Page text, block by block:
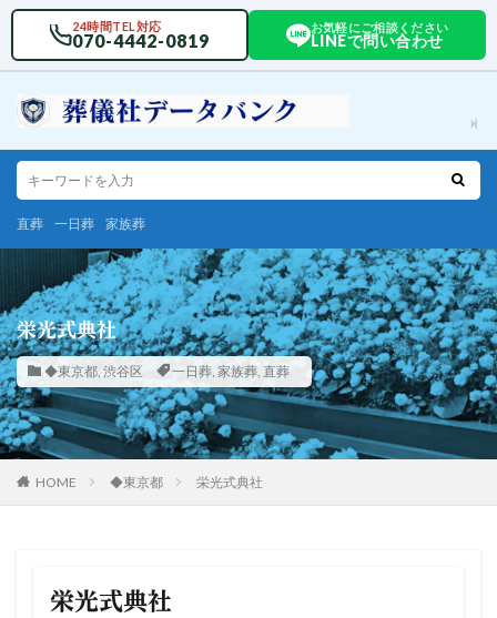
24時間TEL対応
070-4442-0819
お気軽にご相談ください
LINEで問い合わせ
直葬 一日葬 家族葬
栄光式典社
◆東京都, 渋谷区 一日葬, 家族葬, 直葬
HOME ◆東京都 栄光式典社
栄光式典社